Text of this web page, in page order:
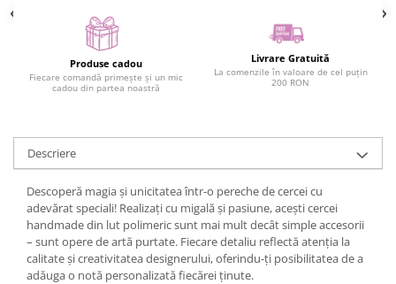
Produse cadou
Fiecare comandă primește și un mic
cadou din partea noastră
Livrare Gratuită
La comenzile în valoare de cel puțin
200 RON
Descriere
Descoperă magia și unicitatea într-o pereche de cercei cu
adevărat speciali! Realizați cu migală și pasiune, acești cercei
handmade din lut polimeric sunt mai mult decât simple accesorii
– sunt opere de artă purtate. Fiecare detaliu reflectă atenția la
calitate și creativitatea designerului, oferindu-ți posibilitatea de a
adăuga o notă personalizată fiecărei ținute.